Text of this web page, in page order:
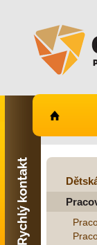
Kontaktujte
731 482
Hradec